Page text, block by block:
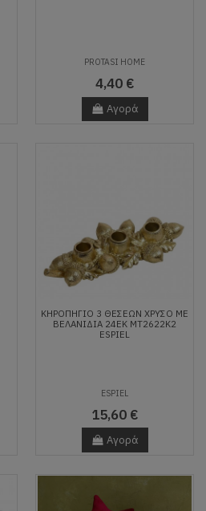
PROTASI HOME
4,40 €
Αγορά
ΚΗΡΟΠΗΓΙΟ 3 ΘΕΣΕΩΝ ΧΡΥΣΟ ΜΕ
ΒΕΛΑΝΙΔΙΑ 24ΕΚ MT2622K2
ESPIEL
ESPIEL
15,60 €
Αγορά